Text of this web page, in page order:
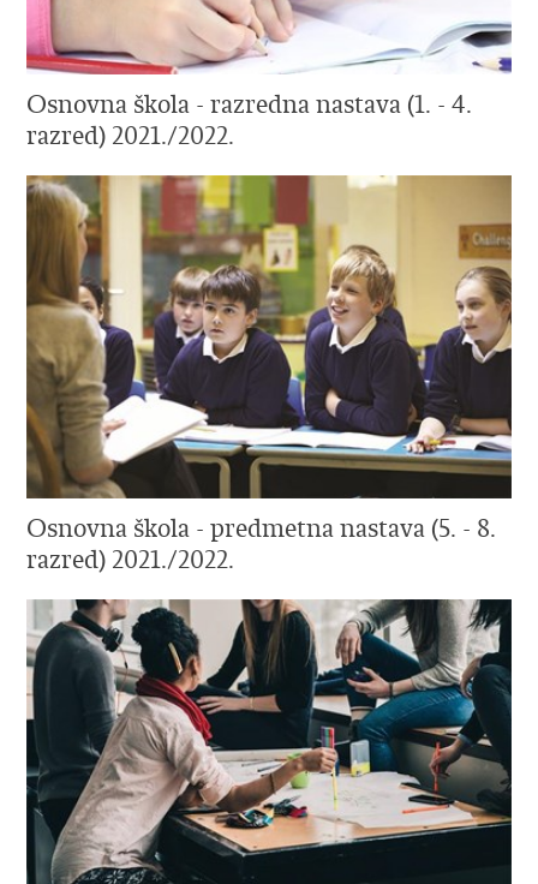
Osnovna škola - razredna nastava (1. - 4.
razred) 2021./2022.
Osnovna škola - predmetna nastava (5. - 8.
razred) 2021./2022.